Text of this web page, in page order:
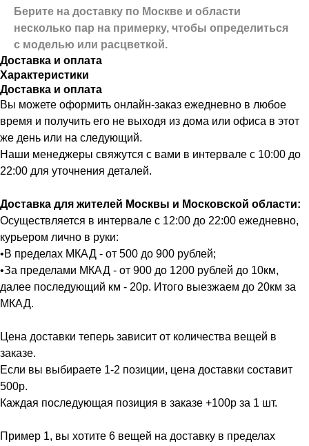
Берите на доставку по Москве и области
несколько пар на примерку, чтобы определиться
с моделью или расцветкой.
Доставка и оплата
Характеристики
Доставка и оплата
Вы можете оформить онлайн-заказ ежедневно в любое
время и получить его не выходя из дома или офиса в этот
же день или на следующий.
Наши менеджеры свяжутся с вами в интервале с 10:00 до
22:00 для уточнения деталей.
Доставка для жителей Москвы и Московской области:
Осуществляется в интервале с 12:00 до 22:00 ежедневно,
курьером лично в руки:
•В пределах МКАД - от 500 до 900 рублей;
•За пределами МКАД - от 900 до 1200 рублей до 10км,
далее последующий км - 20р. Итого выезжаем до 20км за
МКАД.
Цена доставки теперь зависит от количества вещей в
заказе.
Если вы выбираете 1-2 позиции, цена доставки составит
500р.
Каждая последующая позиция в заказе +100р за 1 шт.
Пример 1, вы хотите 6 вещей на доставку в пределах